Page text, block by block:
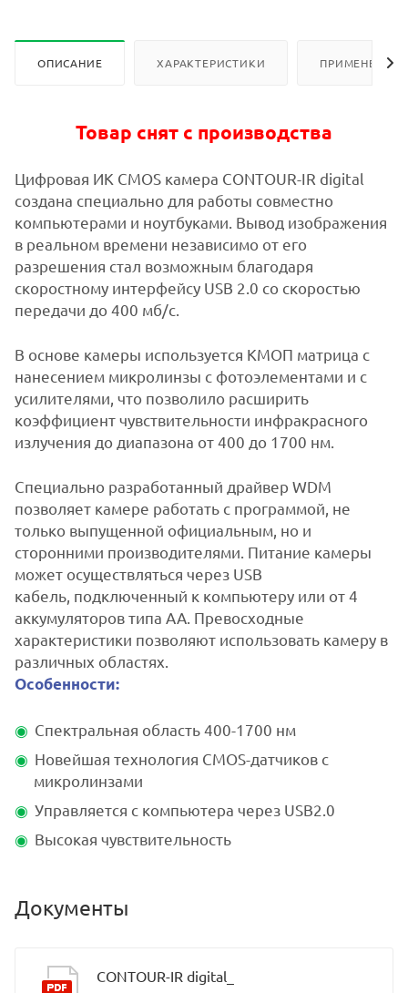
ОПИСАНИЕ ХАРАКТЕРИСТИКИ ПРИМЕНЕНИЕ
Товар снят с производства
Цифровая ИК CMOS камера CONTOUR-IR digital
создана специально для работы совместно
компьютерами и ноутбуками. Вывод изображения
в реальном времени независимо от его
разрешения стал возможным благодаря
скоростному интерфейсу USB 2.0 со скоростью
передачи до 400 мб/с.
В основе камеры используется КМОП матрица с
нанесением микролинзы с фотоэлементами и с
усилителями, что позволило расширить
коэффициент чувствительности инфракрасного
излучения до диапазона от 400 до 1700 нм.
Специально разработанный драйвер WDM
позволяет камере работать с программой, не
только выпущенной официальным, но и
сторонними производителями. Питание камеры
может осуществляться через USB
кабель, подключенный к компьютеру или от 4
аккумуляторов типа АА. Превосходные
характеристики позволяют использовать камеру в
различных областях.
Особенности:
Спектральная область 400-1700 нм
Новейшая технология CMOS-датчиков с
микролинзами
Управляется с компьютера через USB2.0
Высокая чувствительность
Документы
CONTOUR-IR digital_